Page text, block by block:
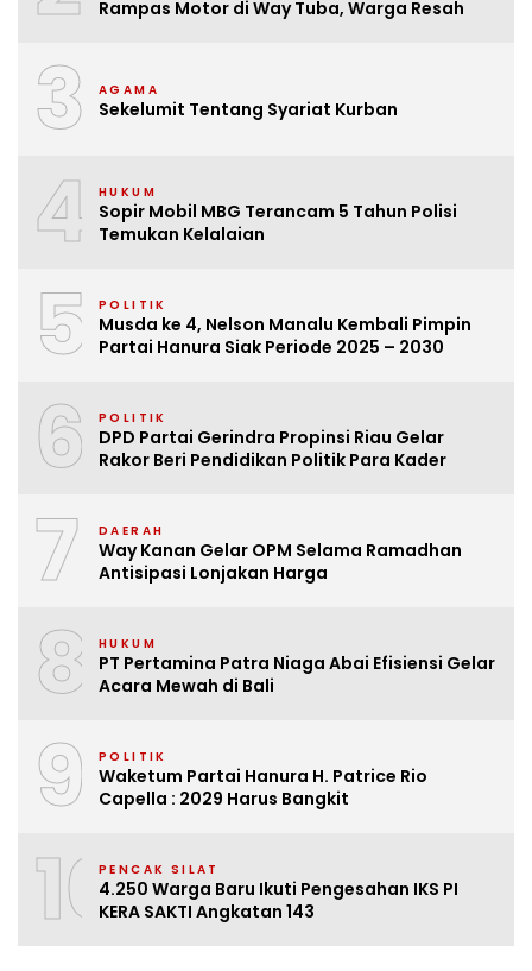
Rampas Motor di Way Tuba, Warga Resah
3 AGAMA
Sekelumit Tentang Syariat Kurban
4 HUKUM
Sopir Mobil MBG Terancam 5 Tahun Polisi
Temukan Kelalaian
5 POLITIK
Musda ke 4, Nelson Manalu Kembali Pimpin
Partai Hanura Siak Periode 2025 – 2030
6 POLITIK
DPD Partai Gerindra Propinsi Riau Gelar
Rakor Beri Pendidikan Politik Para Kader
7 DAERAH
Way Kanan Gelar OPM Selama Ramadhan
Antisipasi Lonjakan Harga
8 HUKUM
PT Pertamina Patra Niaga Abai Efisiensi Gelar
Acara Mewah di Bali
9 POLITIK
Waketum Partai Hanura H. Patrice Rio
Capella : 2029 Harus Bangkit
10PENCAK SILAT
4.250 Warga Baru Ikuti Pengesahan IKS PI
KERA SAKTI Angkatan 143